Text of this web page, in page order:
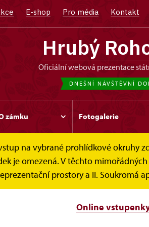
E-shop Pro média Kontakt
Hrubý
oficiální webová prezentace
DNEŠNÍ NÁVŠTĚVNÍ
zámku Fotogalerie
na vybrané prohlídkové okruhy
je omezená. V těchto
prostory a II. Soukromá
Online